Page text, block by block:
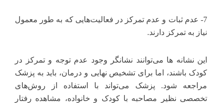
7- عدم ثبات و عدم تمرکز در فعالیت‌هایی که به طور معمول
نیاز به تمرکز دارند.
این نشانه ها می‌توانند نشانگر وجود عدم توجه و تمرکز در
کودک باشند، اما برای تشخیص نهایی و درمان، باید به پزشک
مراجعه شود. پزشک می‌تواند با استفاده از روش‌های
تخصصی نظیر مصاحبه با کودک و خانواده، مشاهده رفتار